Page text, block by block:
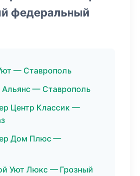
федеральный
— Ставрополь
Альянс — Ставрополь
Центр Классик —
Дом Плюс —
Уют Люкс — Грозный